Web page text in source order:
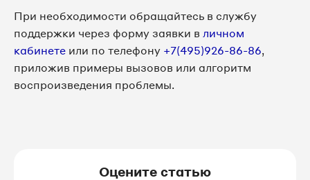
При необходимости обращайтесь в службу
поддержки через форму заявки в личном
кабинете или по телефону +7(495)926-86-86,
приложив примеры вызовов или алгоритм
воспроизведения проблемы.
Оцените статью